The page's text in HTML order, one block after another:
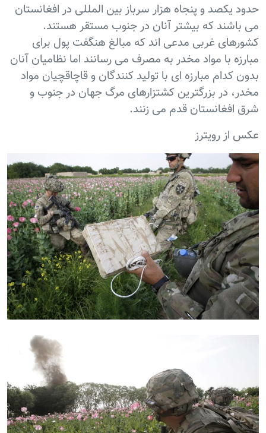
حدود یکصد و پنجاه هزار سرباز بین المللی در افغانستان
می باشند که بیشتر آنان در جنوب مستقر هستند.
کشورهای غربی مدعی اند که مبالغ هنگفت پول برای
مبارزه با مواد مخدر به مصرف می رسانند اما نظامیان آنان
بدون کدام مبارزه ای با تولید کنندگان و قاچاقچیان مواد
مخدر، در بزرگترین کشتزارهای مرگ جهان در جنوب و
شرق افغانستان قدم می زنند.
عکس از رویترز